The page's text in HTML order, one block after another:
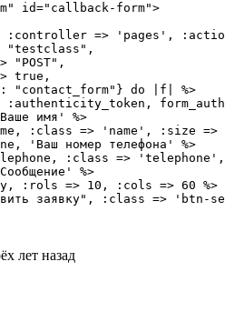
id="callback-form">
:controller => 'pages',
"testclass",
"POST",
true,
"contact_form"} do |f| %>
:authenticity_token,
имя' %>
:class => 'name', :size =>
'Ваш номер телефона' %>
:class =>
%>
:rols => 10, :cols => 60 %>
заявку", :class => 'btn-
лет назад